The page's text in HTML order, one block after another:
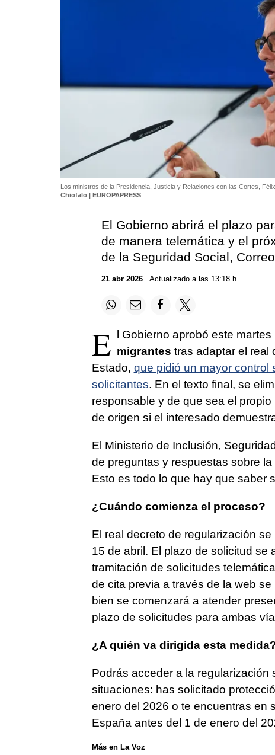
Los ministros de la Presidencia, Justicia y Relaciones con las Cortes,
Chiofalo | EUROPAPRESS
El Gobierno abrirá el plazo
de manera telemática y el
de la Seguridad Social,
21 abr 2026. Actualizado a las 13:18 h.
E l Gobierno aprobó este martes
migrantes tras adaptar el real
Estado, que pidió un mayor control
solicitantes. En el texto final, se
responsable y de que sea el
de origen si el interesado
El Ministerio de Inclusión,
de preguntas y respuestas sobre
Esto es todo lo que hay que saber
¿Cuándo comienza el proceso?
El real decreto de regularización se
15 de abril. El plazo de solicitud se
tramitación de solicitudes
de cita previa a través de la web
bien se comenzará a atender
plazo de solicitudes para ambas
¿A quién va dirigida esta
Podrás acceder a la
situaciones: has solicitado
enero del 2026 o te encuentras en
España antes del 1 de enero del
Más en La Voz